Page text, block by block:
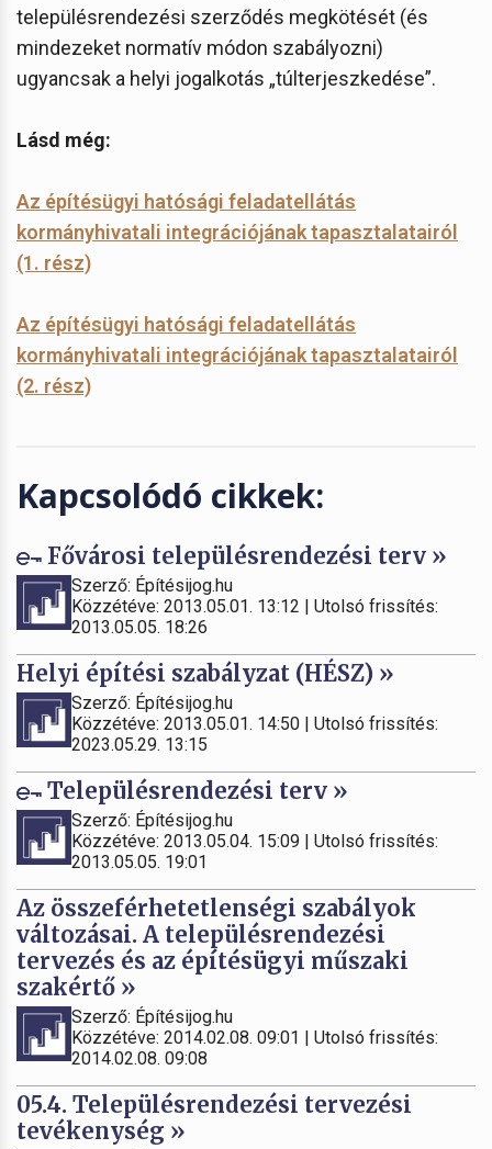
településrendezési szerződés megkötését (és
mindezeket normatív módon szabályozni)
ugyancsak a helyi jogalkotás „túlterjeszkedése”.
Lásd még:
Az építésügyi hatósági feladatellátás
kormányhivatali integrációjának tapasztalatairól
(1. rész)
Az építésügyi hatósági feladatellátás
kormányhivatali integrációjának tapasztalatairól
(2. rész)
Kapcsolódó cikkek:
Fővárosi településrendezési terv »
Szerző: Építésijog.hu
Közzétéve: 2013.05.01. 13:12 | Utolsó frissítés:
2013.05.05. 18:26
Helyi építési szabályzat (HÉSZ) »
Szerző: Építésijog.hu
Közzétéve: 2013.05.01. 14:50 | Utolsó frissítés:
2023.05.29. 13:15
Településrendezési terv »
Szerző: Építésijog.hu
Közzétéve: 2013.05.04. 15:09 | Utolsó frissítés:
2013.05.05. 19:01
Az összeférhetetlenségi szabályok
változásai. A településrendezési
tervezés és az építésügyi műszaki
szakértő »
Szerző: Építésijog.hu
Közzétéve: 2014.02.08. 09:01 | Utolsó frissítés:
2014.02.08. 09:08
05.4. Településrendezési tervezési
tevékenység »